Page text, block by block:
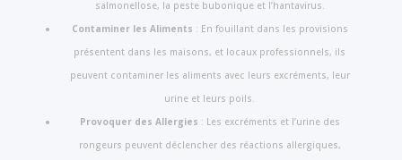
salmonellose, la peste bubonique et l’hantavirus.
Contaminer les Aliments : En fouillant dans les provisions
présentent dans les maisons, et locaux professionnels, ils
peuvent contaminer les aliments avec leurs excréments, leur
urine et leurs poils.
Provoquer des Allergies : Les excréments et l’urine des
rongeurs peuvent déclencher des réactions allergiques,